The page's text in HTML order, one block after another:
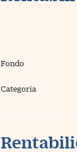
Fondo
Categoría